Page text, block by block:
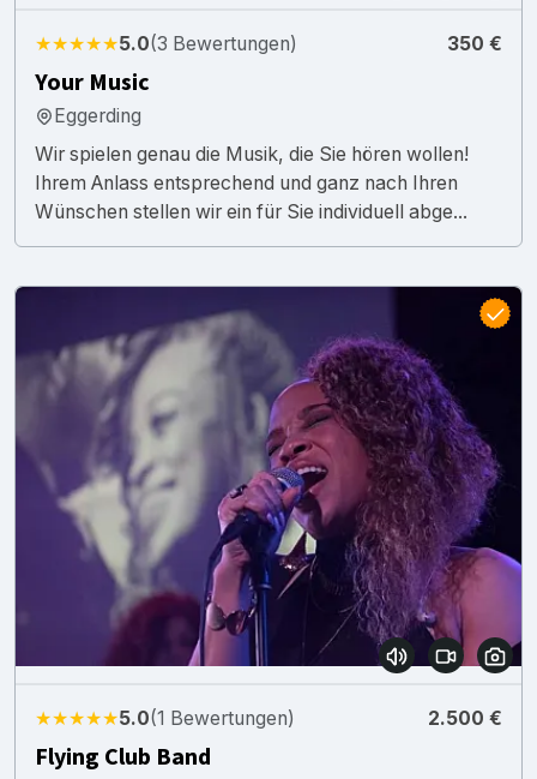
★★★★★5.0(3 Bewertungen) 350 €
Your Music
Eggerding
Wir spielen genau die Musik, die Sie hören wollen!
Ihrem Anlass entsprechend und ganz nach Ihren
Wünschen stellen wir ein für Sie individuell abge...
★★★★★5.0(1 Bewertungen) 2.500 €
Flying Club Band